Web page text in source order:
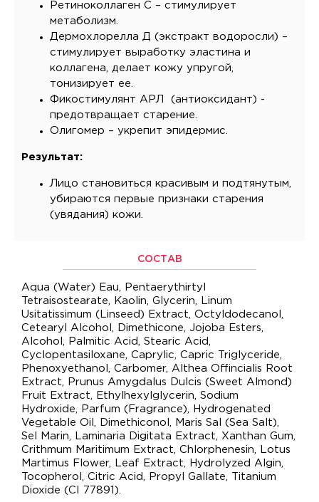
Ретиноколлаген С – стимулирует
метаболизм.
Дермохлорелла Д (экстракт водоросли) –
стимулирует выработку эластина и
коллагена, делает кожу упругой,
тонизирует ее.
Фикостимулянт АРЛ (антиоксидант) -
предотвращает старение.
Олигомер – укрепит эпидермис.
Результат:
Лицо становиться красивым и подтянутым,
убираются первые признаки старения
(увядания) кожи.
СОСТАВ
Aqua (Water) Eau, Pentaerythirtyl
Tetraisostearate, Kaolin, Glycerin, Linum
Usitatissimum (Linseed) Extract, Octyldodecanol,
Cetearyl Alcohol, Dimethicone, Jojoba Esters,
Alcohol, Palmitic Acid, Stearic Acid,
Cyclopentasiloxane, Caprylic, Capric Triglyceride,
Phenoxyethanol, Carbomer, Althea Offincialis Root
Extract, Prunus Amygdalus Dulcis (Sweet Almond)
Fruit Extract, Ethylhexylglycerin, Sodium
Hydroxide, Parfum (Fragrance), Hydrogenated
Vegetable Oil, Dimethiconol, Maris Sal (Sea Salt),
Sel Marin, Laminaria Digitata Extract, Xanthan Gum,
Crithmum Maritimum Extract, Chlorphenesin, Lotus
Martimus Flower, Leaf Extract, Hydrolyzed Algin,
Tocopherol, Citric Acid, Propyl Gallate, Titanium
Dioxide (CI 77891).